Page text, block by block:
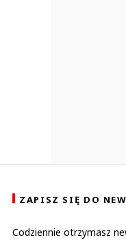
ZAPISZ SIĘ DO
Codziennie otrzymasz